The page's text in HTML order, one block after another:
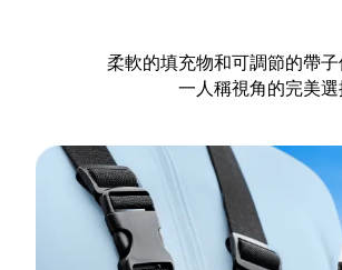
柔軟的填充物和可調節的帶
一人稱視角的完美選